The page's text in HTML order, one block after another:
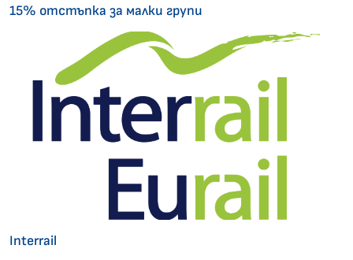
15% отстъпка за малки групи
Interrail